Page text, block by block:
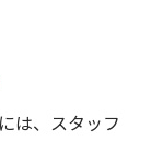
は、スタッフ